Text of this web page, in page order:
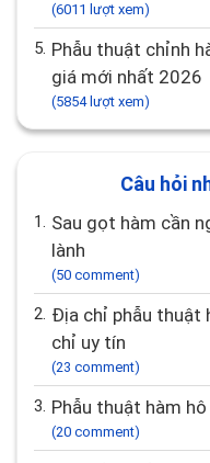
(6011 lượt xem)
5. Phẫu thuật chỉnh hàm lệch giá bao nhiêu? Bảng
giá mới nhất 2026
(5854 lượt xem)
Câu hỏi
1. Sau gọt hàm cần nghỉ dưỡng bao lâu? bao lâu thì
lành
(50 comment)
2. Địa chỉ phẫu thuật hàm hô ở đâu tốt? Gợi ý 5 địa
chỉ uy tín
(23 comment)
3. Phẫu thuật hàm
(20 comment)